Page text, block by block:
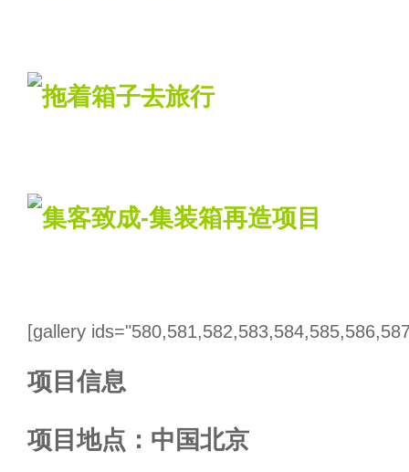
[gallery
项目信息
项目地点：中国北京